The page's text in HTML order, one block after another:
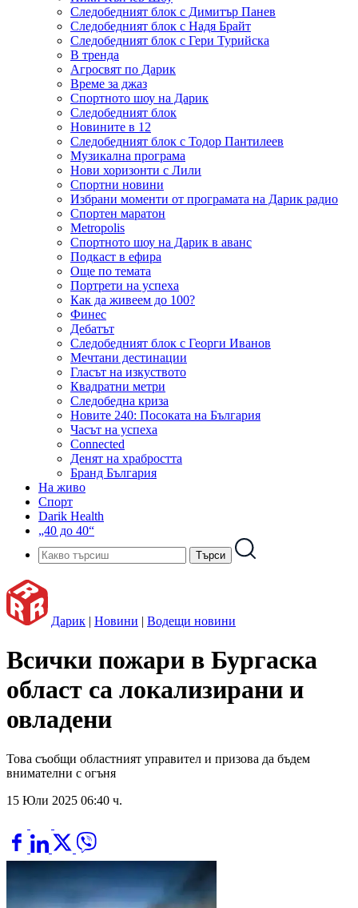
Следобедният блок с Димитър Панев
Следобедният блок с Надя Брайт
Следобедният блок с Гери Турийска
В тренда
Агросвят по Дарик
Време за джаз
Спортното шоу на Дарик
Следобедният блок
Новините в 12
Следобедният блок с Тодор Пантилеев
Музикална програма
Нови хоризонти с Лили
Спортни новини
Избрани моменти от програмата на Дарик радио
Спортен маратон
Metropolis
Спортното шоу на Дарик в аванс
Подкаст в ефира
Още по темата
Портрети на успеха
Как да живеем до 100?
Финес
Дебатът
Следобедният блок с Георги Иванов
Мечтани дестинации
Гласът на изкуството
Квадратни метри
Следобедна криза
Новите 240: Посоката на България
Часът на успеха
Connected
Денят на храбростта
Бранд България
На живо
Спорт
Darik Health
„40 до 40“
Дарик | Новини | Водещи новини
Всички пожари в Бургаска
област са локализирани и
овладени
Това съобщи областният управител и призова да бъдем
внимателни с огъня
15 Юли 2025 06:40 ч.